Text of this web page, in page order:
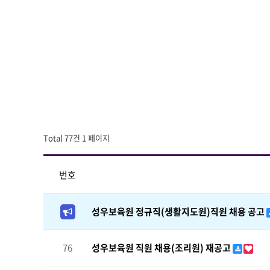
Total 77건 1 페이지
번호
성우보육원 정규직(생활지도원)직원 채용 공고
76 성우보육원 직원 채용(조리원) 재공고